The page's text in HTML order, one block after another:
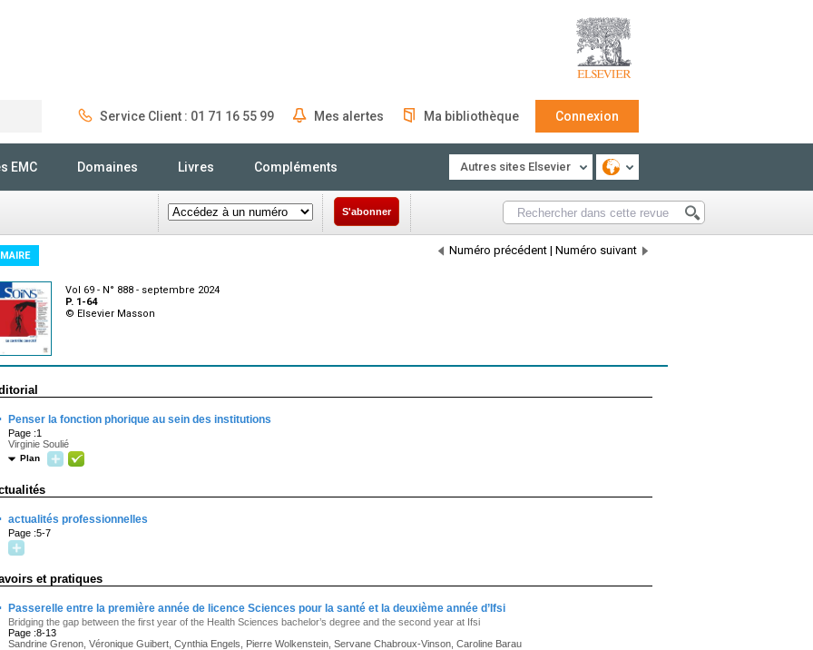
Service Client : 01 71 16 55 99 Mes alertes Ma bibliothèque Connexion
EMC Domaines Livres Compléments Autres sites Elsevier
S'abonner
Numéro précédent | Numéro suivant
Vol 69 - N° 888 - septembre 2024
P. 1-64
© Elsevier Masson
Penser la fonction phorique au sein des institutions
Page :1
Virginie Soulié
Plan
actualités professionnelles
Page :5-7
et pratiques
Passerelle entre la première année de licence Sciences pour la santé et la deuxième année d’Ifsi
Bridging the gap between the first year of the Health Sciences bachelor’s degree and the second year at Ifsi
Page :8-13
Sandrine Grenon, Véronique Guibert, Cynthia Engels, Pierre Wolkenstein, Servane Chabroux-Vinson, Caroline Barau